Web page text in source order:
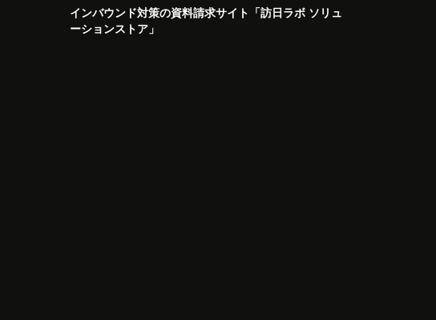
インバウンド対策の資料請求サイト「訪日ラボ ソリュ
ーションストア」